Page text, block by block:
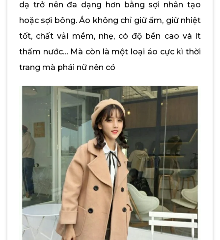
dạ trở nên đa dạng hơn bằng sợi nhân tạo
hoặc sợi bông. Áo không chỉ giữ ấm, giữ nhiệt
tốt, chất vải mềm, nhẹ, có độ bền cao và ít
thấm nước… Mà còn là một loại áo cực kì thời
trang mà phái nữ nên có